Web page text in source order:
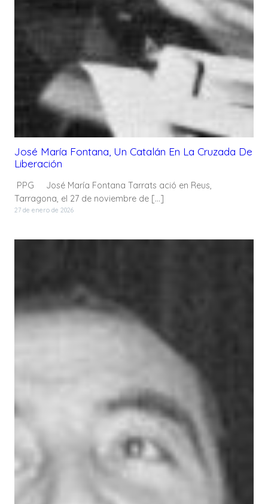
José María Fontana, Un Catalán En La Cruzada De
Liberación
PPG José María Fontana Tarrats ació en Reus,
Tarragona, el 27 de noviembre de […]
27 de enero de 2026